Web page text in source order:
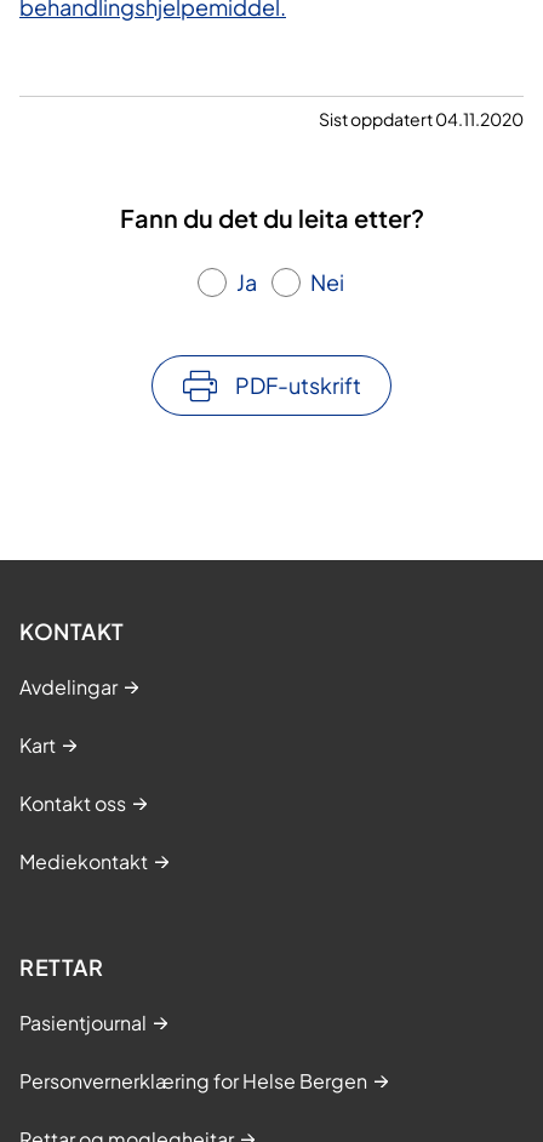
behandlingshjelpemiddel.
Sist oppdatert 04.11.2020
Fann du det du leita etter?
Ja Nei
PDF-utskrift
KONTAKT
Avdelingar
Kart
Kontakt oss
Mediekontakt
RETTAR
Pasientjournal
Personvernerklæring for Helse Bergen